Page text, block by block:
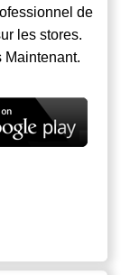
de
les stores.
Maintenant.